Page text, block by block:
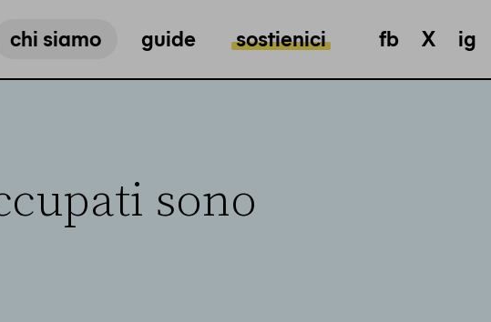
chi siamo guide sostienici fb X ig
sono